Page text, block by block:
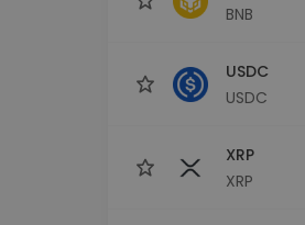
BNB
USDC
USDC
XRP
XRP